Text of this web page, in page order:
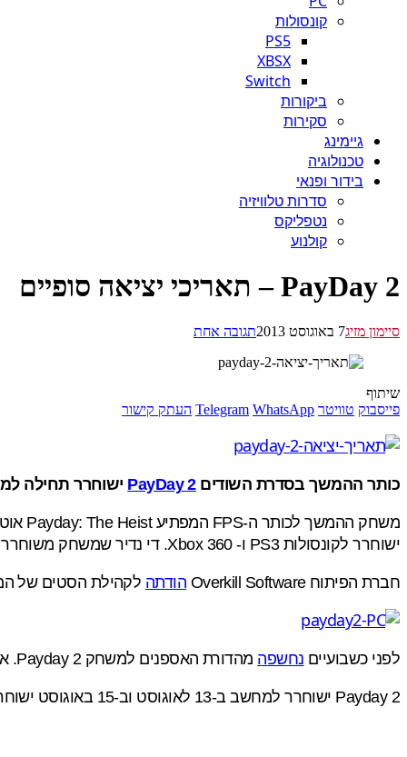
קונסולות
PS5
XBSX
Switch
ביקורות
סקירות
גיימינג
טכנולוגיה
בידור ופנאי
סדרות טלוויזיה
נטפליקס
קולנוע
PayDay 2 – תאריכי יציאה סופיים
סיימון מזיג7 באוגוסט 2013 תגובה אחת
שיתוף
פייסבוק טוויטר Telegram WhatsApp העתק קישור
כותר ההמשך בסדרת השודיםPayDay 2 ישוחרר תחילה
משחק ההמשך לכותר ה-FPS המפתיע Payday: The Heist אוטוטו ישוחרר והחברה מעדכנת כי הוא ישוחרר קודם כל ל
ישוחרר לקונסולות PS3 ו- Xbox 360. די נדיר שמשחק משוחרר קודם ל-PC.
חברת הפיתוח Overkill Software הודתה לקהילת הסטים של
לפני כשבועיים נחשפה מהדורת האספנים למשחק Payday 2. אם חיפשתם מסיכה, כפפות מגומי ושטרות מזוייפים, המהדורה הזו בשבילכם…
Payday 2 ישוחרר למחשב ב-13 לאוגוסט וב-15 באוגוסט ישוחרר לקונסולות Playstation 3 ול-Xbox 360